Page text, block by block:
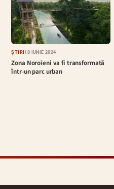
ȘTIRI18 IUNIE 2024
Zona Noroieni va fi transformată
într-un parc urban